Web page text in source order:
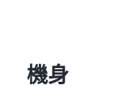
機身